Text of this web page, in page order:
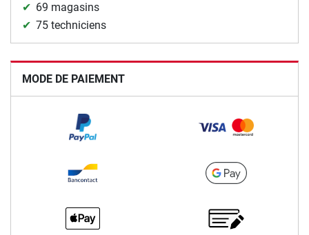
69 magasins
75 techniciens
MODE DE PAIEMENT